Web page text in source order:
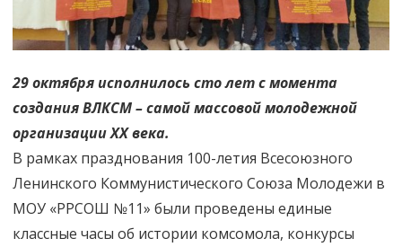
29 октября исполнилось сто лет с момента
создания ВЛКСМ – самой массовой молодежной
организации ХХ века.
В рамках празднования 100-летия Всесоюзного
Ленинского Коммунистического Союза Молодежи в
МОУ «РРСОШ №11» были проведены единые
классные часы об истории комсомола, конкурсы